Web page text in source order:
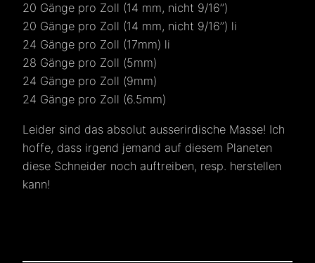
20 Gänge pro Zoll (14 mm, nicht 9/16’’)
20 Gänge pro Zoll (14 mm, nicht 9/16’’) li
24 Gänge pro Zoll (17mm) li
28 Gänge pro Zoll (5mm)
24 Gänge pro Zoll (9mm)
24 Gänge pro Zoll (6.5mm)
Leider sind das absolut ausserirdische Masse! Ich
hoffe, dass irgend jemand auf diesem Planeten
diese Schneider noch auftreiben, resp. herstellen
kann!